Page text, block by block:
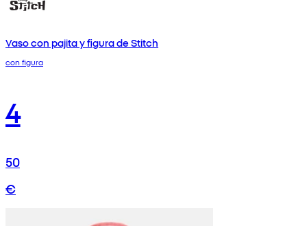
Vaso con pajita y figura de Stitch
con figura
4
50
€